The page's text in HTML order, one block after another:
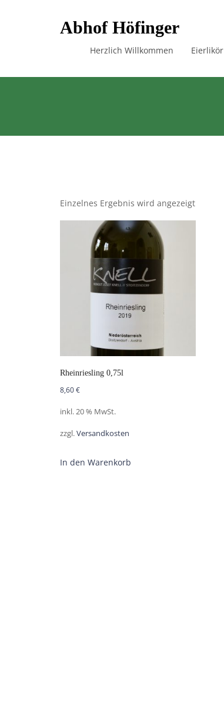
Abhof Höfinger
Herzlich Willkommen Eierlikör
Einzelnes Ergebnis wird angezeigt
Rheinriesling 0,75l
8,60€
inkl. 20 % MwSt.
zzgl.Versandkosten
In den Warenkorb